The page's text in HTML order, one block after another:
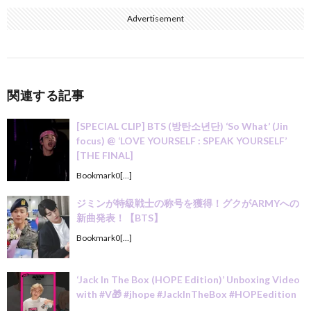
Advertisement
関連する記事
[SPECIAL CLIP] BTS (방탄소년단) ‘So What’ (Jin
focus) @ ‘LOVE YOURSELF : SPEAK YOURSELF’
[THE FINAL]
Bookmark0[…]
ジミンが特級戦士の称号を獲得！グクがARMYへの
新曲発表！【BTS】
Bookmark0[…]
‘Jack In The Box (HOPE Edition)’ Unboxing Video
with #V🎁 #jhope #JackInTheBox #HOPEedition